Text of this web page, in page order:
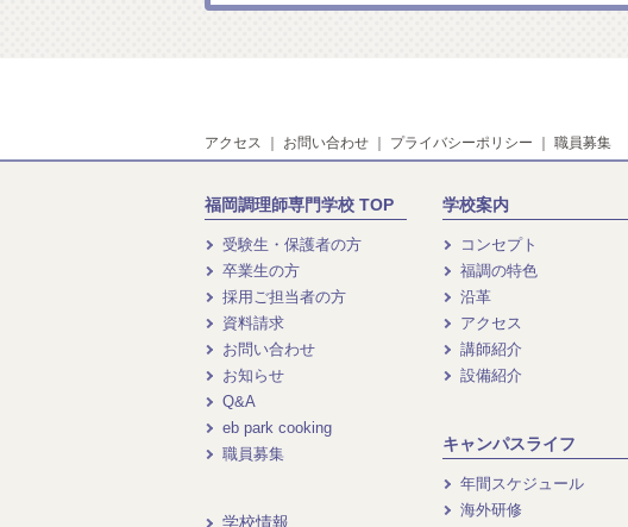
アクセス お問い合わせ プライバシーポリシー 職員募集
福岡調理師専門学校 TOP
受験生・保護者の方
卒業生の方
採用ご担当者の方
資料請求
お問い合わせ
お知らせ
Q&A
eb park cooking
職員募集
学校情報
学校案内
コンセプト
福調の特色
沿革
アクセス
講師紹介
設備紹介
キャンパスライフ
年間スケジュール
海外研修